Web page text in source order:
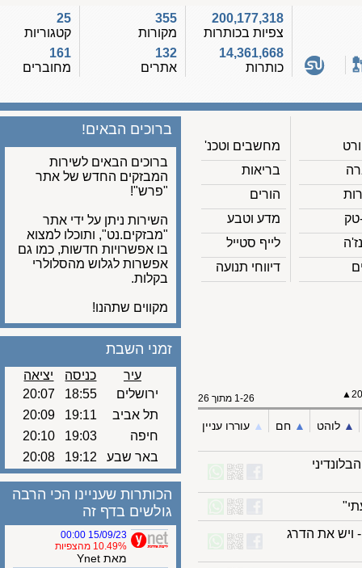
200,177,318
צפיות בכותרות
14,361,668
כותרות
355
מקורות
132
אתרים
קטגוריות
161
מחוברים
מחשבים וטכנ'
בריאות
הורים
מדע וטבע
לייף סטייל
דיווחי תנועה
ברוכים הבאים!
ברוכים הבאים לשירות
המבזקים החדש של אתר
"פרש"!
השירות ניתן על ידי אתר
"מבזקים.נט", ותוכלו למצוא
בו אפשרויות חדשות, כמו גם
אפשרות לגלוש מהסלולרי
בקלות.
מקווים שתהנו!
1-26 מתוך 26
לוהט ▲︎ חם ▲︎ עוררו עניין
את הדרג
זמני השבת
עיר כניסה
יציאה
ירושלים
18:55
20:07
תל אביב
19:11
20:09
חיפה
19:03
20:10
באר שבע
19:12
20:08
הכותרות שעניינו הכי הרבה
גולשים בדף זה
15/09/23 00:00
10.49% מהצפיות
מאת Ynet